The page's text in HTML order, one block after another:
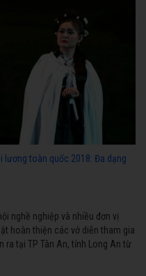
lương toàn quốc 2018: Đa dạng
nghề nghiệp và nhiều đơn vị
hoàn thiện các vở diễn tham gia
ra tại TP Tân An, tỉnh Long An từ